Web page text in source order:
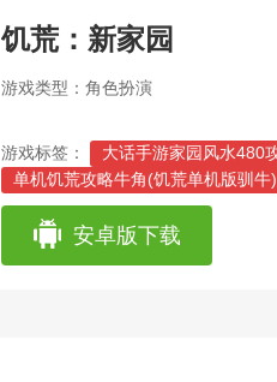
饥荒：新家园
游戏类型：角色扮演
游戏标签：
大话手游家园风水480
单机饥荒攻略牛角(饥荒单机版驯牛)
饥荒单机手机版机器人攻略(饥荒海
饥荒联机游戏技巧(饥荒联机游戏技
饥荒手游纯新手攻略(饥荒手游攻略
安卓版下载